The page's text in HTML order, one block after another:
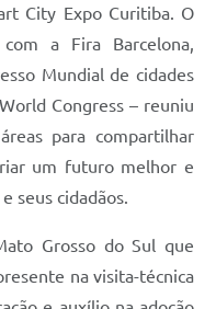
City Expo Curitiba. O
a Fira Barcelona,
Mundial de cidades
Congress – reuniu
para compartilhar
um futuro melhor e
seus cidadãos.
Grosso do Sul que
na visita-técnica